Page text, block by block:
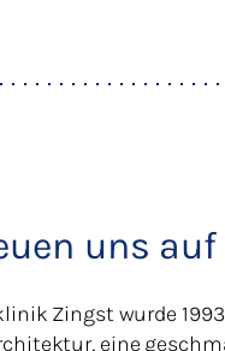
uns auf
Zingst wurde
eine